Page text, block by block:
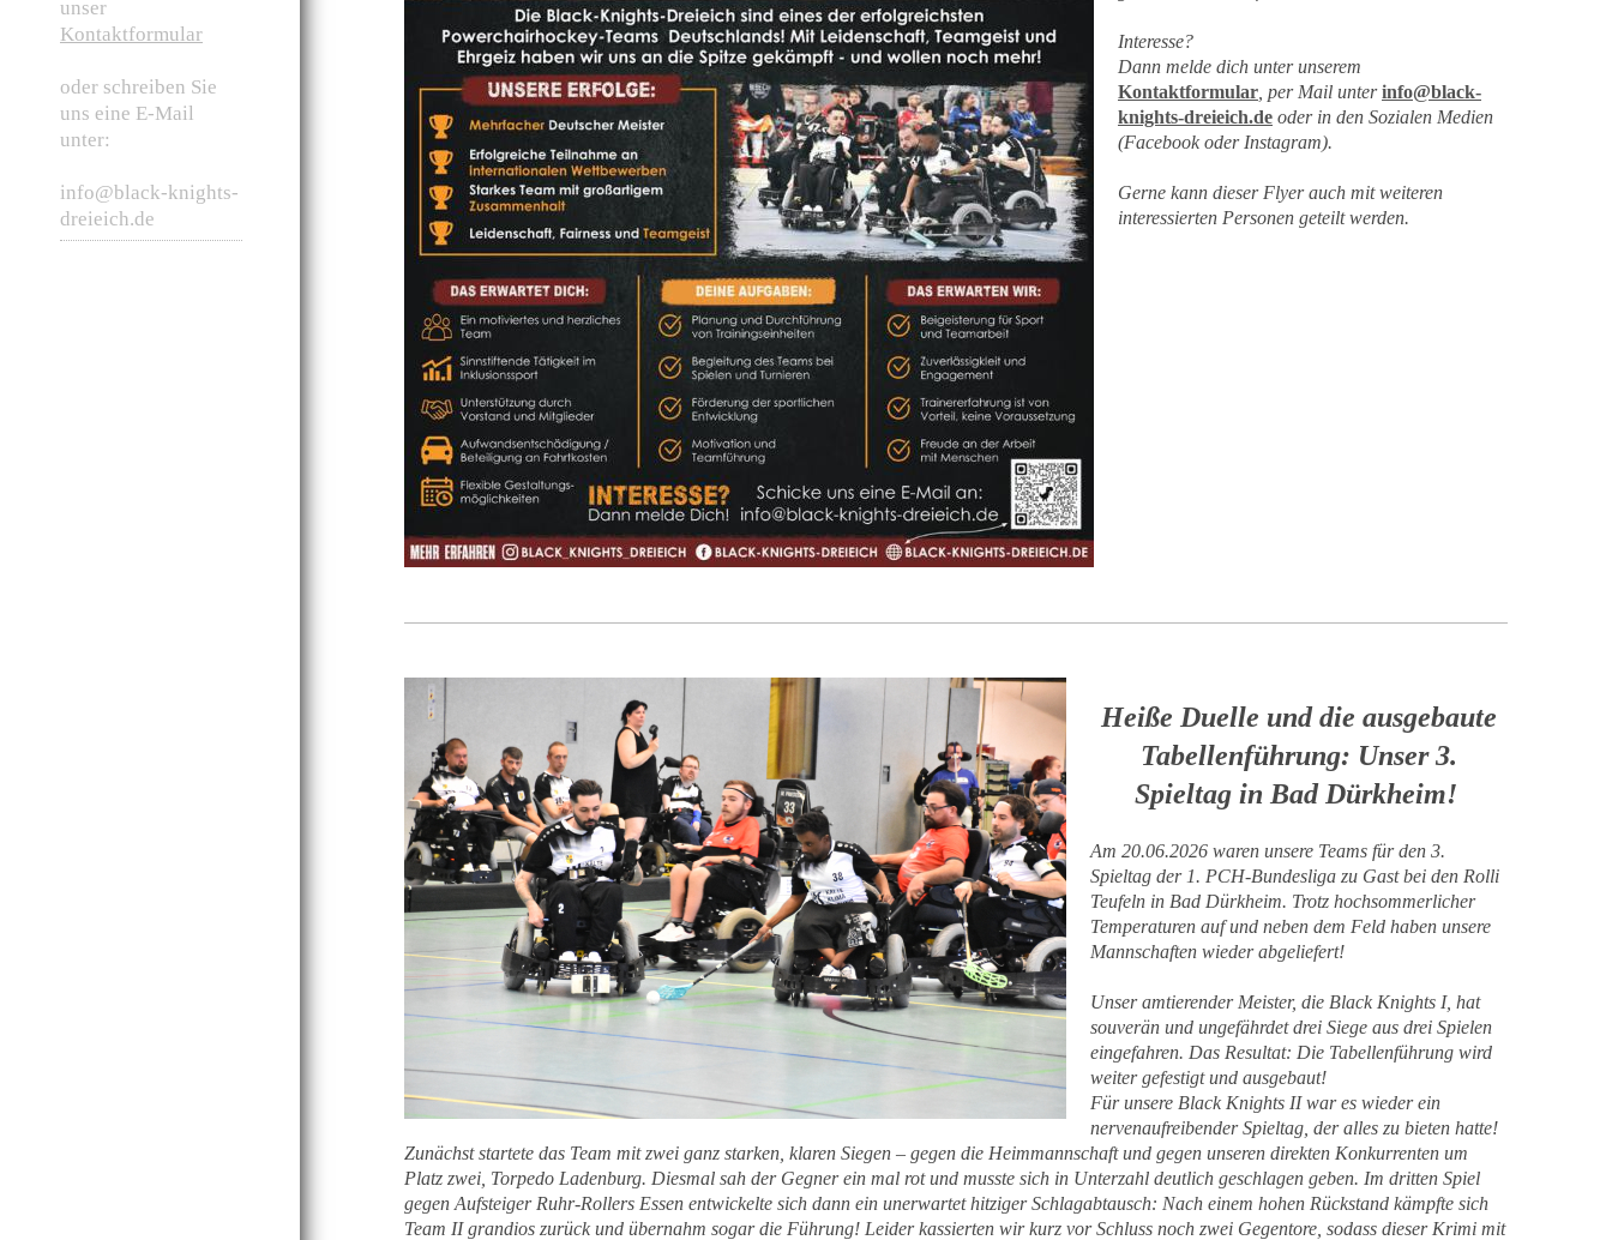
unser
Kontaktformular
oder schreiben Sie
uns eine E-Mail
unter:
info@black-knights-
dreieich.de
Interesse?
Dann melde dich unter unserem
Kontaktformular , per Mail unterinfo@black-
knights-dreieich.de oder in den Sozialen Medien
(Facebook oder Instagram).
Gerne kann dieser Flyer auch mit weiteren
interessierten Personen geteilt werden.
Heiße Duelle und die ausgebaute
Tabellenführung: Unser 3.
Spieltag in Bad Dürkheim!
Am 20.06.2026 waren unsere Teams für den 3.
Spieltag der 1. PCH-Bundesliga zu Gast bei den Rolli
Teufeln in Bad Dürkheim. Trotz hochsommerlicher
Temperaturen auf und neben dem Feld haben unsere
Mannschaften wieder abgeliefert!
Unser amtierender Meister, die Black Knights I, hat
souverän und ungefährdet drei Siege aus drei Spielen
eingefahren. Das Resultat: Die Tabellenführung wird
weiter gefestigt und ausgebaut!
Für unsere Black Knights II war es wieder ein
nervenaufreibender Spieltag, der alles zu bieten hatte!
Zunächst startete das Team mit zwei ganz starken, klaren Siegen – gegen die Heimmannschaft und gegen unseren direkten Konkurrenten um
Platz zwei, Torpedo Ladenburg. Diesmal sah der Gegner ein mal rot und musste sich in Unterzahl deutlich geschlagen geben. Im dritten Spiel
gegen Aufsteiger Ruhr-Rollers Essen entwickelte sich dann ein unerwartet hitziger Schlagabtausch: Nach einem hohen Rückstand kämpfte sich
Team II grandios zurück und übernahm sogar die Führung! Leider kassierten wir kurz vor Schluss noch zwei Gegentore, sodass dieser Krimi mit